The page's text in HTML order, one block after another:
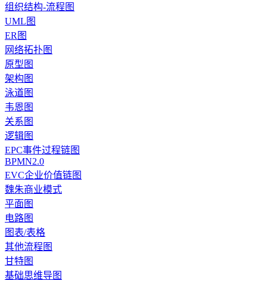
组织结构-流程图
UML图
ER图
网络拓扑图
原型图
架构图
泳道图
韦恩图
关系图
逻辑图
EPC事件过程链图
BPMN2.0
EVC企业价值链图
魏朱商业模式
平面图
电路图
图表/表格
其他流程图
甘特图
基础思维导图